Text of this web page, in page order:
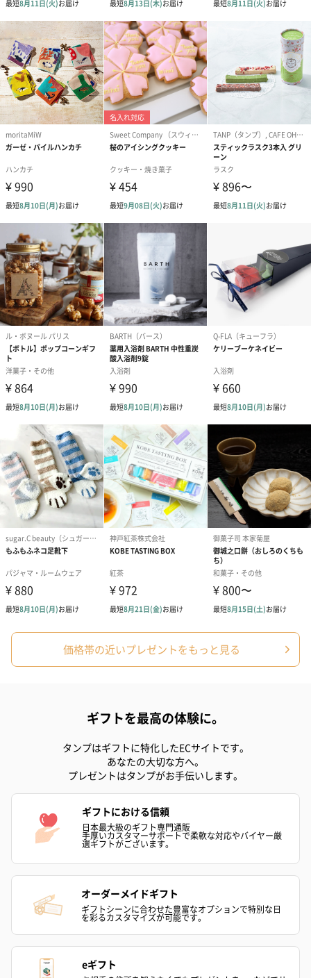
の異常が出た場合、使用を中止し、皮膚専門医にご相
談ください。
●傷、はれもの、湿疹等の異常があるところには使わな
いでください。
●液が目に入らないように注意してください。目に入っ
た場合は直ちに洗い流して下さい。
●乳幼児の手が届かない場所に保管してください。
●高温多湿、直射日光の当たる場所での保管は避けてく
ださい。
対応可能オプ
ション
【無料オプション】
・紙袋
・ギフトボックス
注意事項
「オイル」などの成分を含む商品は、航空危険物に含
まれるため航空機に搭載することができません。その
たへお届けの場合は、船便に変更するため1週間前後お
届けが遅くなる可能性がございます。
商品オプション情報
紙袋
あり（0円）
ギフトボックス
ギフトボックス1（220円） ギフトボックス2（220円）
価格帯の近いプレゼントをもっと見る
ギフトを最高の体験に。
タンプはギフトに特化したECサイトです。
あなたの大切な方へ。
プレゼントはタンプがお手伝いします。
ギフトにおける信頼
日本最大級のギフト専門通販
手厚いカスタマーサポートで柔軟な対応やバイヤー厳
選ギフトがございます。
オーダーメイドギフト
ギフトシーンに合わせた豊富なオプションで特別な日
を彩るカスタマイズが可能です。
eギフト